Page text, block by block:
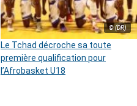
© (DR)
Le Tchad décroche sa toute
première qualification pour
l’Afrobasket U18